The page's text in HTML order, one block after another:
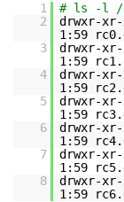
1
# ls -l /
2
drwxr-
1:59
3
drwxr-
1:59
4
drwxr-
1:59
5
drwxr-
1:59
6
drwxr-
1:59
7
drwxr-
1:59
8
drwxr-
1:59